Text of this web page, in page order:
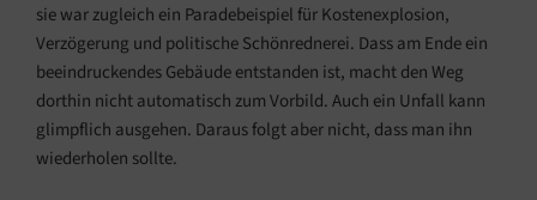
sie war zugleich ein Paradebeispiel für Kostenexplosion,
Verzögerung und politische Schönrednerei. Dass am Ende ein
beeindruckendes Gebäude entstanden ist, macht den Weg
dorthin nicht automatisch zum Vorbild. Auch ein Unfall kann
glimpflich ausgehen. Daraus folgt aber nicht, dass man ihn
wiederholen sollte.